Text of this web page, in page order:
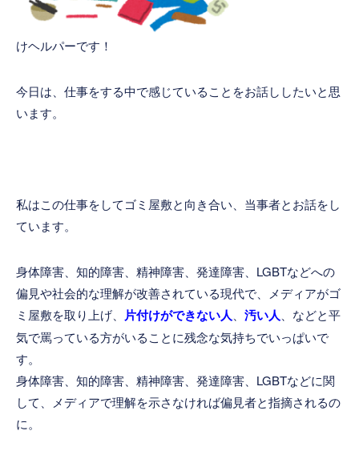
けヘルパーです！
今日は、仕事をする中で感じていることをお話ししたいと思
います。
私はこの仕事をしてゴミ屋敷と向き合い、当事者とお話をし
ています。
身体障害、知的障害、精神障害、発達障害、LGBTなどへの
偏見や社会的な理解が改善されている現代で、メディアがゴ
ミ屋敷を取り上げ、 片付けができない人 汚い人 、などと平
気で罵っている方がいることに残念な気持ちでいっぱいで
す。
身体障害、知的障害、精神障害、発達障害、LGBTなどに関
して、メディアで理解を示さなければ偏見者と指摘されるの
に。